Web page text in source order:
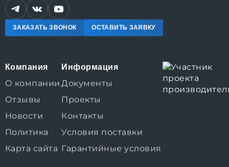
ЗАКАЗАТЬ ЗВОНОК ОСТАВИТЬ ЗАЯВКУ
Компания
О компании
Отзывы
Новости
Политика
Карта сайта
Информация
Документы
Проекты
Контакты
Условия поставки
Гарантийные условия